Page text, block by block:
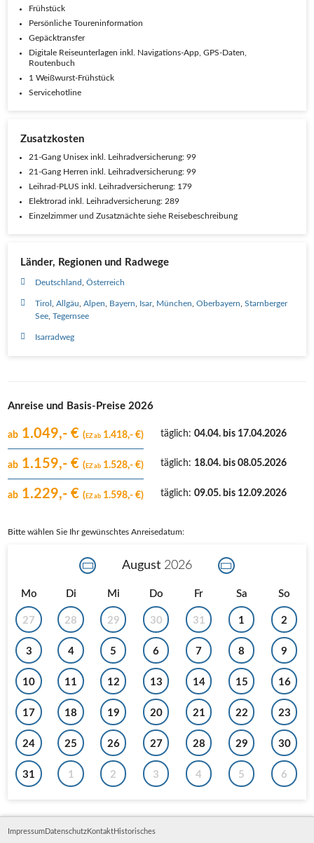
Frühstück
Persönliche Toureninformation
Gepäcktransfer
Digitale Reiseunterlagen inkl. Navigations-App, GPS-Daten,
Routenbuch
1 Weißwurst-Frühstück
Servicehotline
Zusatzkosten
21-Gang Unisex inkl. Leihradversicherung: 99
21-Gang Herren inkl. Leihradversicherung: 99
Leihrad-PLUS inkl. Leihradversicherung: 179
Elektrorad inkl. Leihradversicherung: 289
Einzelzimmer und Zusatznächte siehe Reisebeschreibung
Länder, Regionen und Radwege
Deutschland Österreich
Tirol Allgäu Alpen Bayern Isar München Oberbayern
Starnberger
See Tegernsee
Isarradweg
Anreise und Basis-Preise 2026
ab 1.049,- € (EZ ab 1.418,- €) täglich: 04.04. bis 17.04.2026
ab 1.159,- € (EZ ab 1.528,- €) täglich: 18.04. bis 08.05.2026
ab 1.229,- € (EZ ab 1.598,- €) täglich: 09.05. bis 12.09.2026
Bitte wählen Sie Ihr gewünschtes Anreisedatum:
August 2026
Mo Di Mi Do Fr Sa So
27 28 29 30 31 1 2
3 4 5 6 7 8 9
10 11 12 13 14 15 16
17 18 19 20 21 22 23
24 25 26 27 28 29 30
31 1 2 3 4 5 6
Impressum Datenschutz Kontakt Historisches